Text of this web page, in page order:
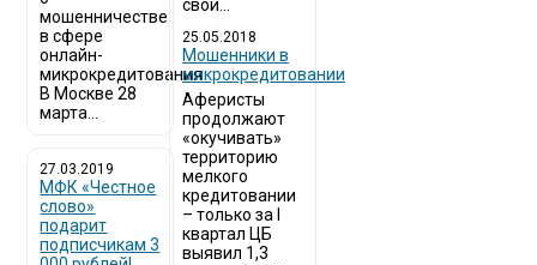
мошенничестве
в сфере
онлайн-
микрокредитования
В Москве 28
марта...
27.03.2019
МФК «Честное
слово»
подарит
подписчикам 3
свои...
25.05.2018
Мошенники в
микрокредитовании
Аферисты
продолжают
«окучивать»
территорию
мелкого
кредитовании
– только за I
квартал ЦБ
выявил 1,3